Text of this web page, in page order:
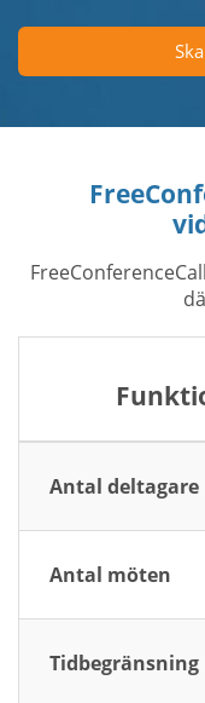
Antal deltagare
Antal möten